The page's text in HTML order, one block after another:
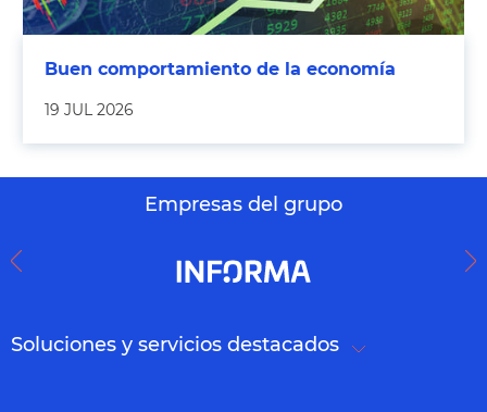
Buen comportamiento de la economía
19 JUL 2026
Empresas del grupo
Soluciones y servicios destacados